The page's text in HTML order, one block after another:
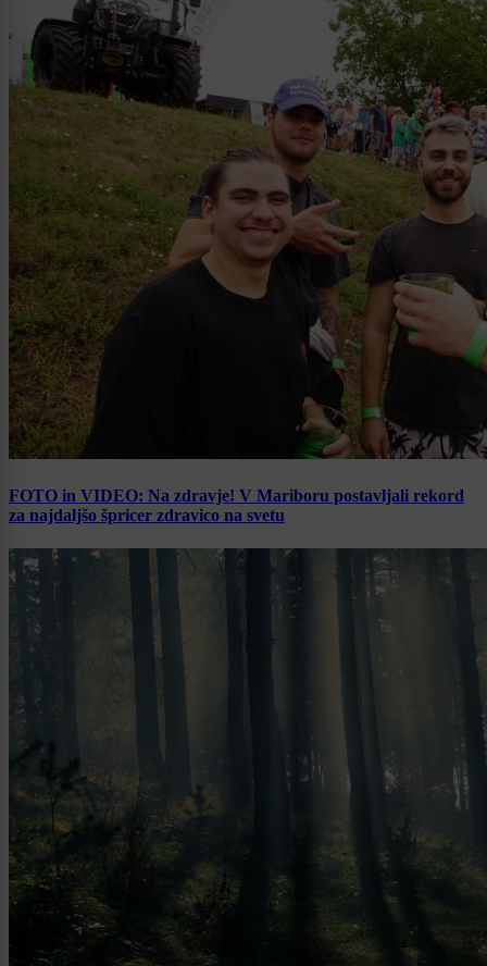
FOTO in VIDEO: Na zdravje! V Mariboru postavljali rekord
za najdaljšo špricer zdravico na svetu